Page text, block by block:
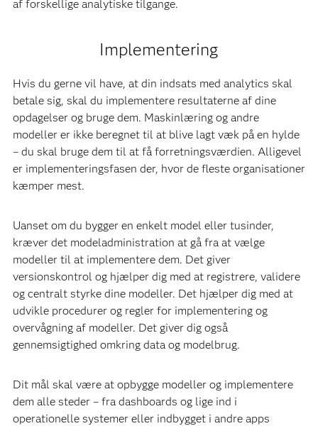
af forskellige analytiske tilgange.
Implementering
Hvis du gerne vil have, at din indsats med analytics skal
betale sig, skal du implementere resultaterne af dine
opdagelser og bruge dem. Maskinlæring og andre
modeller er ikke beregnet til at blive lagt væk på en hylde
– du skal bruge dem til at få forretningsværdien. Alligevel
er implementeringsfasen der, hvor de fleste organisationer
kæmper mest.
Uanset om du bygger en enkelt model eller tusinder,
kræver det modeladministration at gå fra at vælge
modeller til at implementere dem. Det giver
versionskontrol og hjælper dig med at registrere, validere
og centralt styrke dine modeller. Det hjælper dig med at
udvikle procedurer og regler for implementering og
overvågning af modeller. Det giver dig også
gennemsigtighed omkring data og modelbrug.
Dit mål skal være at opbygge modeller og implementere
dem alle steder – fra dashboards og lige ind i
operationelle systemer eller indbygget i andre apps